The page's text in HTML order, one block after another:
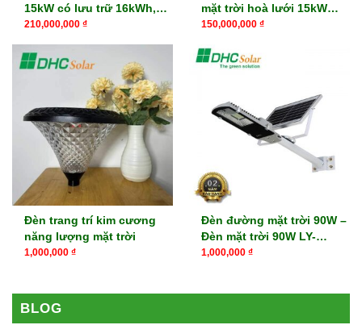
15kW có lưu trữ 16kWh,
32kWh
210,000,000 ₫
mặt trời hoà lưới 15kW
trọn gói
150,000,000 ₫
Đèn trang trí kim cương
năng lượng mặt trời
1,000,000 ₫
Đèn đường mặt trời 90W –
Đèn mặt trời 90W LY-
TYN004
1,000,000 ₫
BLOG